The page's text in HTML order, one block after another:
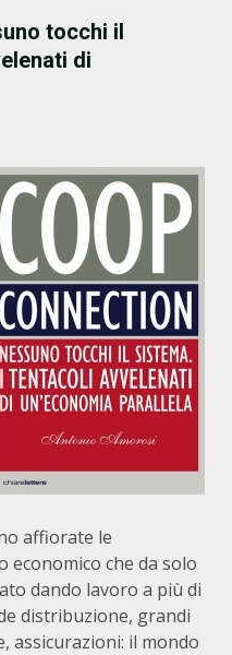
tocchi il
di
affiorate le
economico che da solo
dando lavoro a più di
distribuzione, grandi
assicurazioni: il mondo